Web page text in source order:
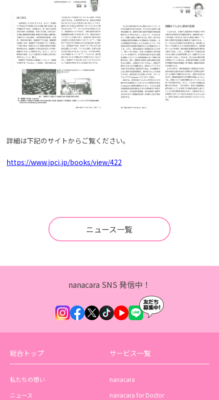
詳細は下記のサイトからご覧ください。
https://www.jpci.jp/books/view/422
ニュース一覧
nanacara SNS 発信中！
総合トップ
私たちの想い
ニュース
サービス一覧
nanacara
nanacara for Doctor